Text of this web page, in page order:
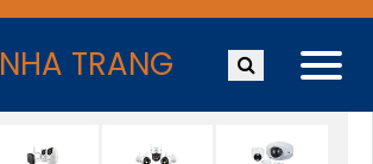
NHA TRANG